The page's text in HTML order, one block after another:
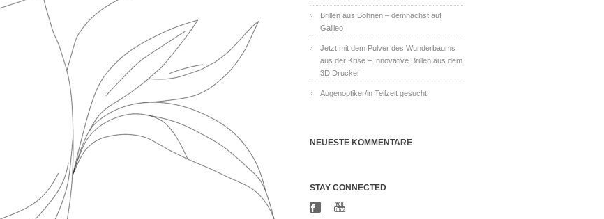
Brillen aus Bohnen – demnächst auf
Galileo
Jetzt mit dem Pulver des Wunderbaums
aus der Krise – Innovative Brillen aus dem
3D Drucker
Augenoptiker/in Teilzeit gesucht
NEUESTE KOMMENTARE
STAY CONNECTED